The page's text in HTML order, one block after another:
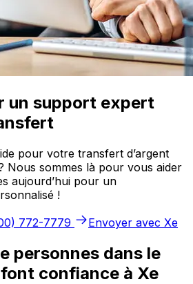
un support expert
pour votre transfert d’argent
Nous sommes là pour vous aider
aujourd’hui pour un
!
772-7779
Envoyer avec Xe
personnes dans le
confiance à Xe